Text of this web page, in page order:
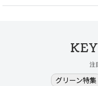
注
グリーン特集